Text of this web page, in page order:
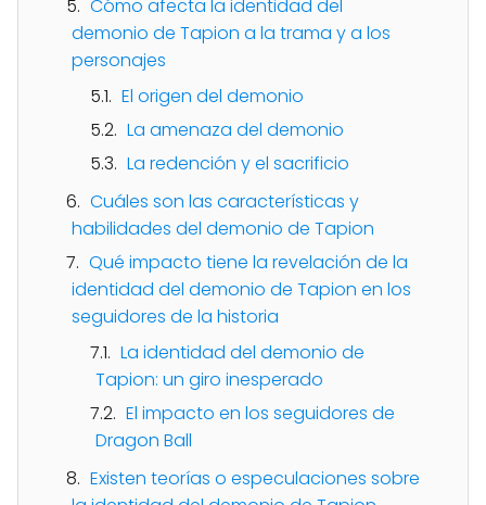
Cómo afecta la identidad del
demonio de Tapion a la trama y a los
personajes
El origen del demonio
La amenaza del demonio
La redención y el sacrificio
Cuáles son las características y
habilidades del demonio de Tapion
Qué impacto tiene la revelación de la
identidad del demonio de Tapion en los
seguidores de la historia
La identidad del demonio de
Tapion: un giro inesperado
El impacto en los seguidores de
Dragon Ball
Existen teorías o especulaciones sobre